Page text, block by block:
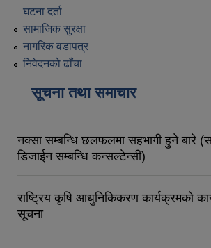
घटना दर्ता
सामाजिक सुरक्षा
नागरिक वडापत्र
निवेदनको ढाँचा
सूचना तथा समाचार
नक्सा सम्बन्धि छलफलमा सहभागी हुने बारे
डिजाईन सम्बन्धि कन्सल्टेन्सी)
राष्ट्रिय कृषि आधुनिकिकरण कार्यक्रमकाे
सूचना